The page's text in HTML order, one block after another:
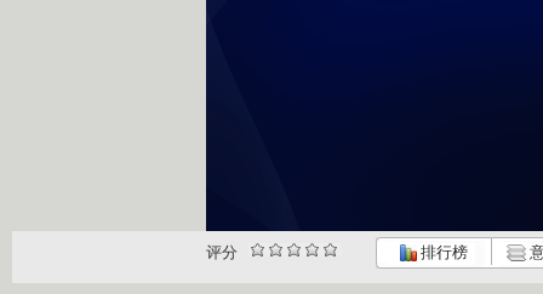
评分 排行榜